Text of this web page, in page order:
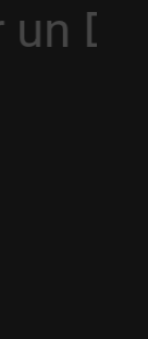
un